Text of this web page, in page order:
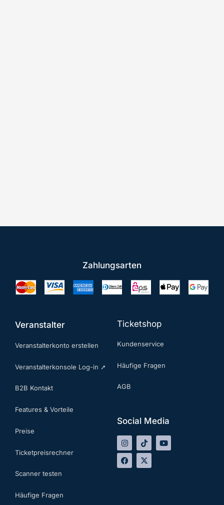
Zahlungsarten
Veranstalter
Veranstalterkonto erstellen
Veranstalterkonsole Log-in ➚
B2B Kontakt
Features & Vorteile
Preise
Ticketpreisrechner
Scanner testen
Häufige Fragen
Ticketshop
Kundenservice
Häufige Fragen
AGB
Social Media